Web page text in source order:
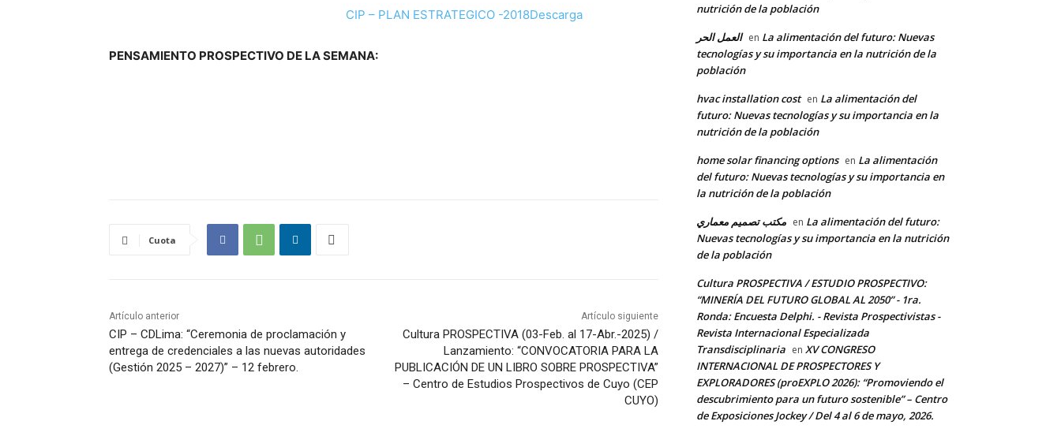
CIP – PLAN ESTRATEGICO -2018Descarga
PENSAMIENTO PROSPECTIVO DE LA SEMANA:
Cuota
Artículo anterior
CIP – CDLima: “Ceremonia de proclamación y
entrega de credenciales a las nuevas autoridades
(Gestión 2025 – 2027)” – 12 febrero.
Artículo siguiente
Cultura PROSPECTIVA (03-Feb. al 17-Abr.-2025) /
Lanzamiento: “CONVOCATORIA PARA LA
PUBLICACIÓN DE UN LIBRO SOBRE PROSPECTIVA”
– Centro de Estudios Prospectivos de Cuyo (CEP
CUYO)
nutrición de la población
العمل الحر en La alimentación del futuro: Nuevas
tecnologías y su importancia en la nutrición de la
población
hvac installation cost en La alimentación del
futuro: Nuevas tecnologías y su importancia en la
nutrición de la población
home solar financing options en La alimentación
del futuro: Nuevas tecnologías y su importancia en
la nutrición de la población
مكتب تصميم معماري en La alimentación del futuro:
Nuevas tecnologías y su importancia en la nutrición
de la población
Cultura PROSPECTIVA / ESTUDIO PROSPECTIVO:
“MINERÍA DEL FUTURO GLOBAL AL 2050” - 1ra.
Ronda: Encuesta Delphi. - Revista Prospectivistas -
Revista Internacional Especializada
Transdisciplinaria en XV CONGRESO
INTERNACIONAL DE PROSPECTORES Y
EXPLORADORES (proEXPLO 2026): “Promoviendo el
descubrimiento para un futuro sostenible” – Centro
de Exposiciones Jockey / Del 4 al 6 de mayo, 2026.